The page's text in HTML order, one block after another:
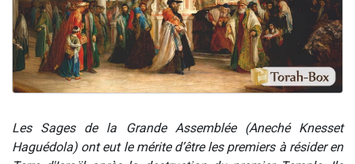
Les Sages de la Grande Assemblée (Aneché Knesset
Haguédola) ont eut le mérite d’être les premiers à résider en